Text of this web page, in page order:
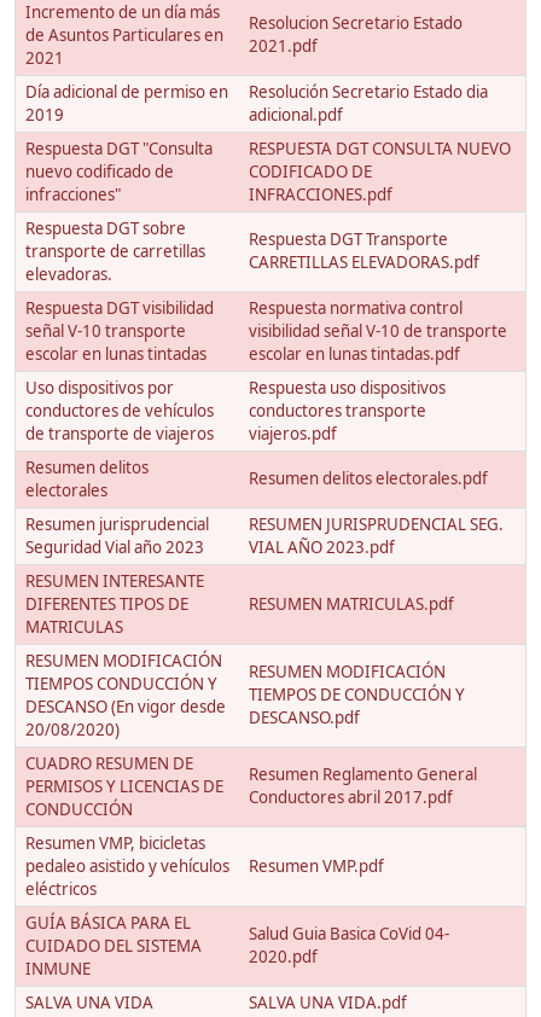
Incremento de un día más
de Asuntos Particulares en
2021
Resolucion Secretario Estado
2021.pdf
Día adicional de permiso en
2019
Resolución Secretario Estado dia
adicional.pdf
Respuesta DGT "Consulta
nuevo codificado de
infracciones"
RESPUESTA DGT CONSULTA NUEVO
CODIFICADO DE
INFRACCIONES.pdf
Respuesta DGT sobre
transporte de carretillas
elevadoras.
Respuesta DGT Transporte
CARRETILLAS ELEVADORAS.pdf
Respuesta DGT visibilidad
señal V-10 transporte
escolar en lunas tintadas
Respuesta normativa control
visibilidad señal V-10 de transporte
escolar en lunas tintadas.pdf
Uso dispositivos por
conductores de vehículos
de transporte de viajeros
Respuesta uso dispositivos
conductores transporte
viajeros.pdf
Resumen delitos
electorales
Resumen delitos electorales.pdf
Resumen jurisprudencial
Seguridad Vial año 2023
RESUMEN JURISPRUDENCIAL SEG.
VIAL AÑO 2023.pdf
RESUMEN INTERESANTE
DIFERENTES TIPOS DE
MATRICULAS
RESUMEN MATRICULAS.pdf
RESUMEN MODIFICACIÓN
TIEMPOS CONDUCCIÓN Y
DESCANSO (En vigor desde
20/08/2020)
RESUMEN MODIFICACIÓN
TIEMPOS DE CONDUCCIÓN Y
DESCANSO.pdf
CUADRO RESUMEN DE
PERMISOS Y LICENCIAS DE
CONDUCCIÓN
Resumen Reglamento General
Conductores abril 2017.pdf
Resumen VMP, bicicletas
pedaleo asistido y vehículos
eléctricos
Resumen VMP.pdf
GUÍA BÁSICA PARA EL
CUIDADO DEL SISTEMA
INMUNE
Salud Guia Basica CoVid 04-
2020.pdf
SALVA UNA VIDA SALVA UNA VIDA.pdf